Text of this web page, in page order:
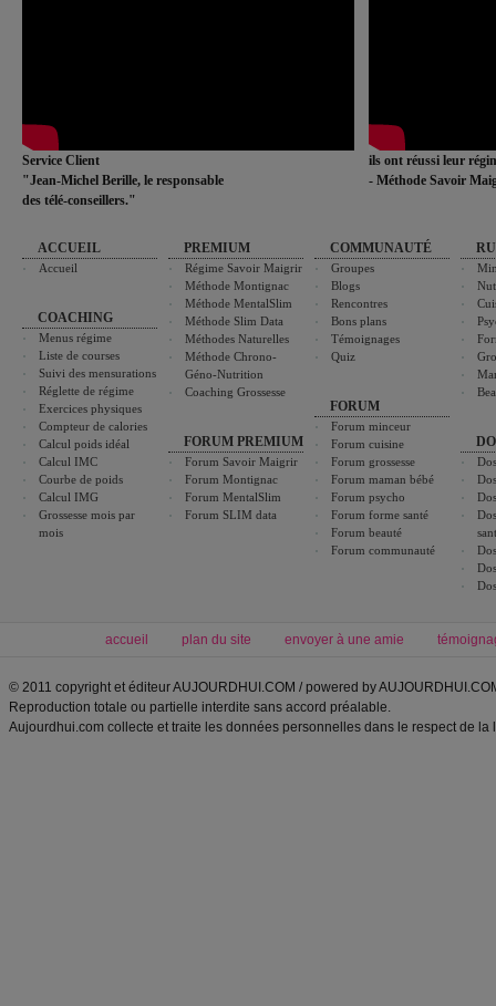
Service Client
"Jean-Michel Berille, le responsable
des télé-conseillers."
ils ont réussi leur
- Méthode Savoir
ACCUEIL
Accueil
COACHING
Menus régime
Liste de courses
Suivi des mensurations
Réglette de régime
Exercices physiques
Compteur de calories
Calcul poids idéal
Calcul IMC
Courbe de poids
Calcul IMG
Grossesse mois par
mois
PREMIUM
Régime Savoir Maigrir
Méthode Montignac
Méthode MentalSlim
Méthode Slim Data
Méthodes Naturelles
Méthode Chrono-
Géno-Nutrition
Coaching Grossesse
FORUM PREMIUM
Forum Savoir Maigrir
Forum Montignac
Forum MentalSlim
Forum SLIM data
COMMUNAUTÉ
Groupes
Blogs
Rencontres
Bons plans
Témoignages
Quiz
FORUM
Forum minceur
Forum cuisine
Forum grossesse
Forum maman bébé
Forum psycho
Forum forme santé
Forum beauté
Forum communauté
accueil plan du site envoyer à une amie
© 2011 copyright et éditeur AUJOURDHUI.COM / powered by
Reproduction totale ou partielle interdite sans accord préalable.
Aujourdhui.com collecte et traite les données personnelles dans le respect de